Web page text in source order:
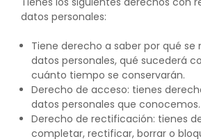
datos personales:
Tiene derecho a saber por qué se
datos personales, qué sucederá
cuánto tiempo se conservarán.
Derecho de acceso: tienes
datos personales que conocemos.
Derecho de rectificación: tienes
completar, rectificar, borrar o